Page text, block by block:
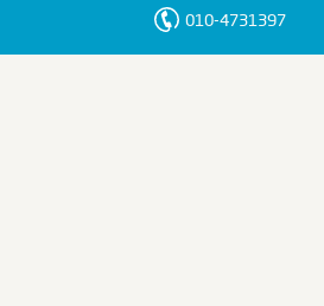
010-4731397